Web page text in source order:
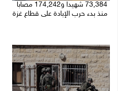
73,384 شهيدا و174,242 مصابا
منذ بدء حرب الإبادة على قطاع غزة